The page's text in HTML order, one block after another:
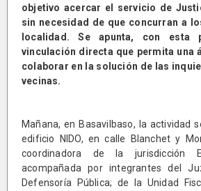
objetivo acercar el servicio de
sin necesidad de que concurran a
localidad. Se apunta, con esta
vinculación directa que permita una
colaborar en la solución de las
vecinas.
Mañana, en Basavilbaso, la actividad
edificio NIDO, en calle Blanchet y
coordinadora de la jurisdicción
acompañada por integrantes del
Defensoría Pública; de la Unidad